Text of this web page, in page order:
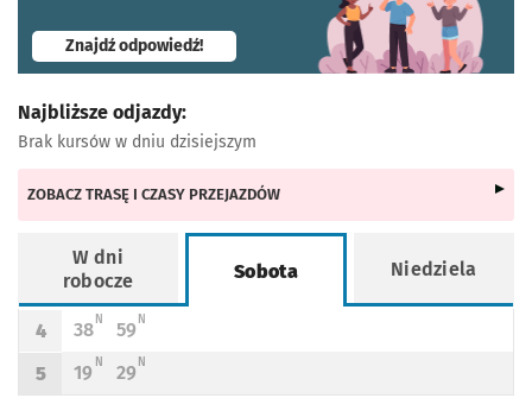
Znajdź odpowiedź!- otworzy się w nowej karcie
Najbliższe odjazdy:
Brak kursów w dniu dzisiejszym
ZOBACZ TRASĘ I CZASY PRZEJAZDÓW
W dni
robocze
Sobota Niedziela
Rozkład jazdy -
Godzina odjazdu
4
Odjazd
38
minut po godzinie 4
N N - KURS OBSŁUGIWANY PRZEZ TRAMWAJ NISKOPODŁOGOWY
Odjazd
59
minut po godzinie 4
N
Godzina odjazdu
5
Odjazd
19
minut po godzinie 5
N N - KURS OBSŁUGIWANY PRZEZ TRAMWAJ NISKOPODŁOGOWY
Odjazd
29
minut po godzinie 5
N